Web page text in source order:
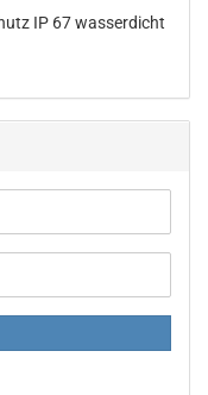
IP 67 wasserdicht